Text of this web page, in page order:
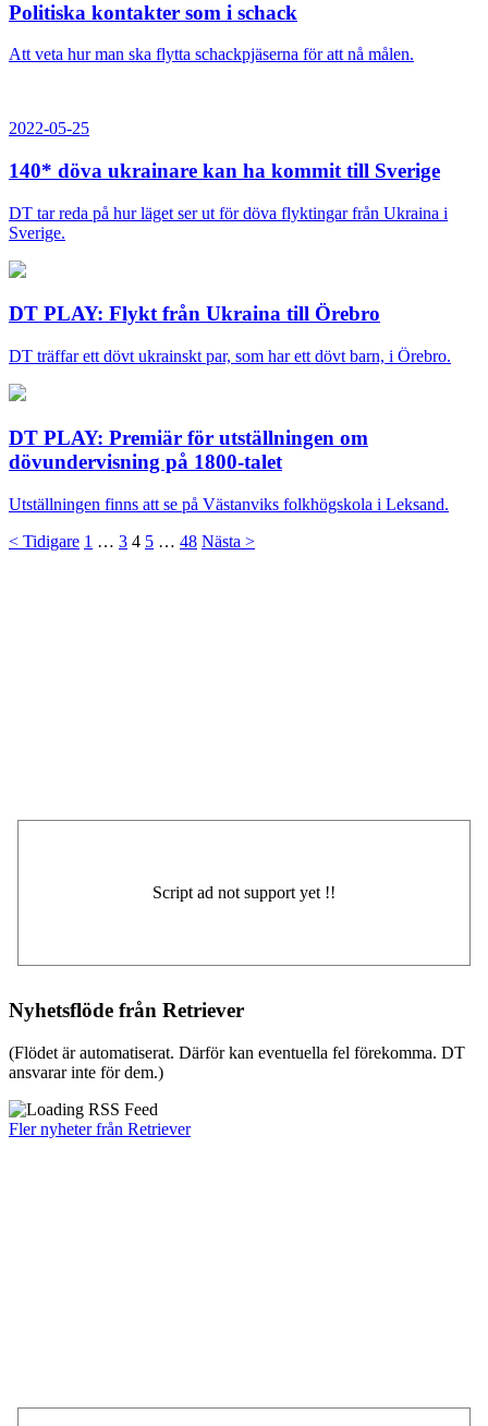
Politiska kontakter som i schack
Att veta hur man ska flytta schackpjäserna för att nå målen.
2022-05-25
140* döva ukrainare kan ha kommit till Sverige
DT tar reda på hur läget ser ut för döva flyktingar från Ukraina i
Sverige.
DT PLAY: Flykt från Ukraina till Örebro
DT träffar ett dövt ukrainskt par, som har ett dövt barn, i Örebro.
DT PLAY: Premiär för utställningen om
dövundervisning på 1800-talet
Utställningen finns att se på Västanviks folkhögskola i Leksand.
Sidnumrering
< Tidigare 1 … 3 4 5 … 48 Nästa >
Nyhetsflöde från Retriever
(Flödet är automatiserat. Därför kan eventuella fel förekomma. DT
ansvarar inte för dem.)
Fler nyheter från Retriever